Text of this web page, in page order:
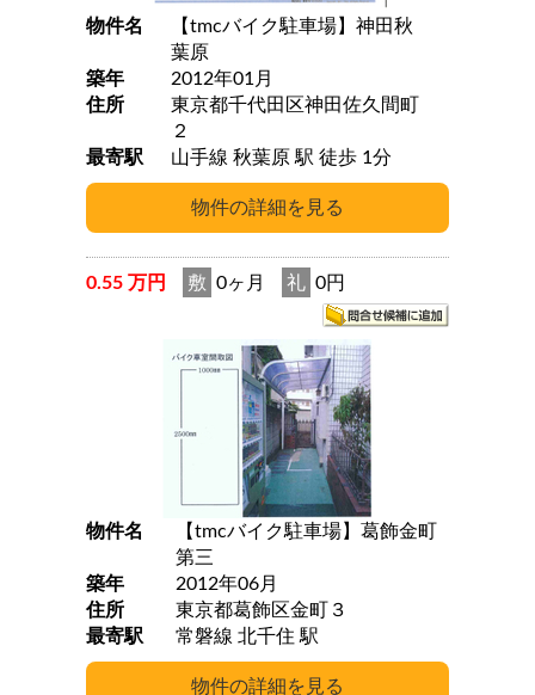
物件名
【tmcバイク駐車場】神田秋
葉原
築年
2012年01月
住所
東京都千代田区神田佐久間町
２
最寄駅
山手線 秋葉原 駅 徒歩 1分
0.55 万円 敷 0ヶ月 礼 0円
物件名
【tmcバイク駐車場】葛飾金町
第三
築年
2012年06月
住所
東京都葛飾区金町３
最寄駅
常磐線 北千住 駅